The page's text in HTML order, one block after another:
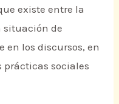
existe entre la
situación de
en los discursos, en
prácticas sociales